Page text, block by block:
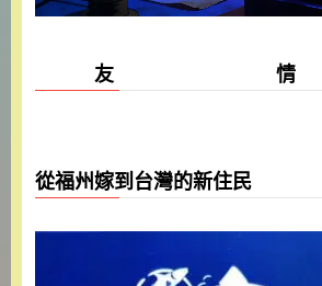
友 情
從福州嫁到台灣的新住民